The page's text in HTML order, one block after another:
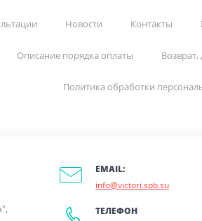
Новости Контакты
Описание порядка оплаты Возврат,
Политика обработки
EMAIL:
info@victori.spb.su
ТЕЛЕФОН